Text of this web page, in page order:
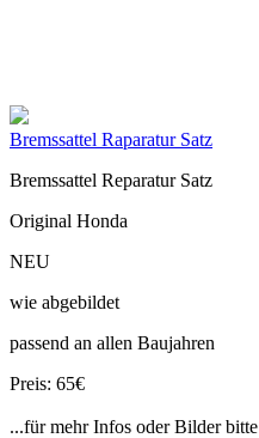
Bremssattel Raparatur Satz
Bremssattel Reparatur Satz
Original Honda
NEU
wie abgebildet
passend an allen Baujahren
Preis: 65€
...für mehr Infos oder Bilder bitte